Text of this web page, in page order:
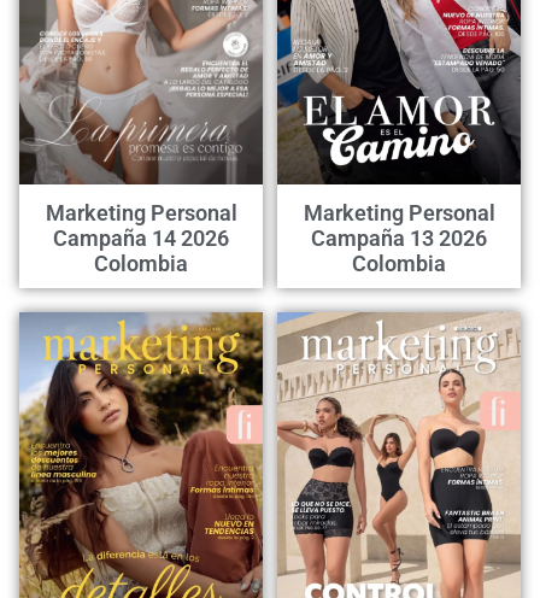
Marketing Personal
Campaña 14 2026
Colombia
Marketing Personal
Campaña 13 2026
Colombia